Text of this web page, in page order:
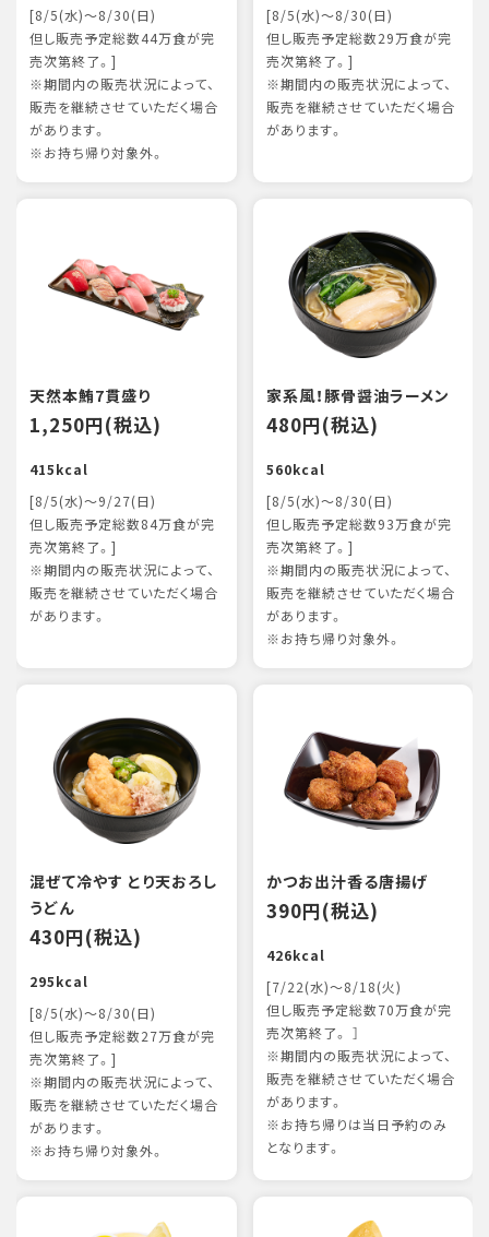
[8/5(水)～8/30(日)
但し販売予定総数44万食が完
売次第終了。]
※期間内の販売状況によって、
販売を継続させていただく場合
があります。
※お持ち帰り対象外。
[8/5(水)～8/30(日)
但し販売予定総数29万食が完
売次第終了。]
※期間内の販売状況によって、
販売を継続させていただく場合
があります。
天然本鮪7貫盛り
1,250円(税込)
415kcal
[8/5(水)～9/27(日)
但し販売予定総数84万食が完
売次第終了。]
※期間内の販売状況によって、
販売を継続させていただく場合
があります。
家系風！豚骨醤油ラーメン
480円(税込)
560kcal
[8/5(水)～8/30(日)
但し販売予定総数93万食が完
売次第終了。]
※期間内の販売状況によって、
販売を継続させていただく場合
があります。
※お持ち帰り対象外。
混ぜて冷やす とり天おろし
うどん
430円(税込)
295kcal
[8/5(水)～8/30(日)
但し販売予定総数27万食が完
売次第終了。]
※期間内の販売状況によって、
販売を継続させていただく場合
があります。
※お持ち帰り対象外。
かつお出汁香る唐揚げ
390円(税込)
426kcal
[7/22(水)～8/18(火)
但し販売予定総数70万食が完
売次第終了。 ］
※期間内の販売状況によって、
販売を継続させていただく場合
があります。
※お持ち帰りは当日予約のみ
となります。